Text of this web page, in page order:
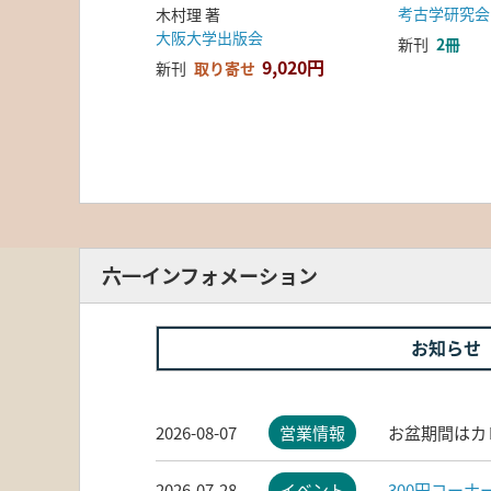
木村理 著
大阪大学出版会
新刊 取り寄せ 9,020円
考古学研究会
新刊 2冊
六一インフォメーション
お知らせ
2026-08-07 営業情報 お盆期間は